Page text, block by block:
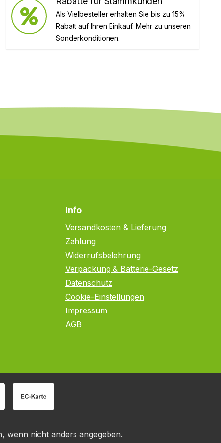
Als Vielbesteller erhalten Sie bis zu 15%
Rabatt auf Ihren Einkauf. Mehr zu unseren
Sonderkonditionen.
Info
Versandkosten & Lieferung
Zahlung
Widerrufsbelehrung
Verpackung & Batterie-Gesetz
Datenschutz
Cookie-Einstellungen
Impressum
AGB
wenn nicht anders angegeben.